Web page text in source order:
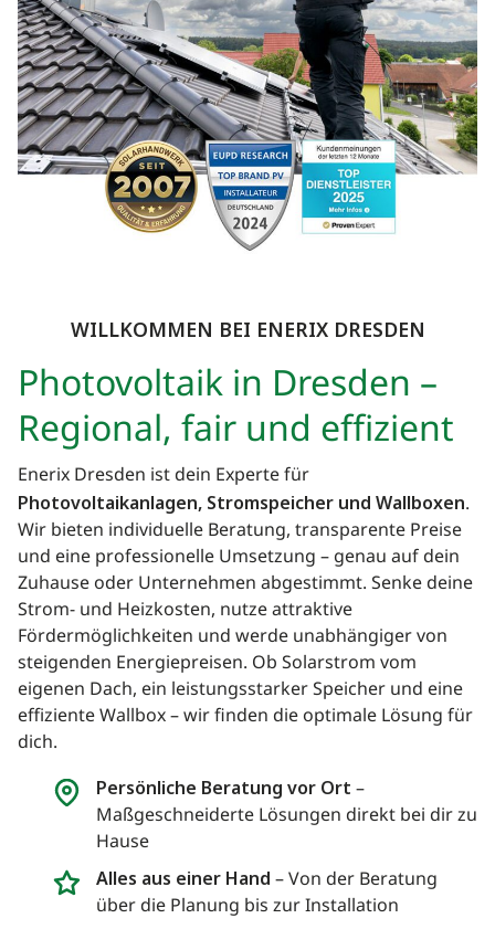
WILLKOMMEN BEI ENERIX DRESDEN
Photovoltaik in Dresden –
Regional, fair und effizient
Enerix Dresden ist dein Experte für
Photovoltaikanlagen, Stromspeicher und Wallboxen.
Wir bieten individuelle Beratung, transparente Preise
und eine professionelle Umsetzung – genau auf dein
Zuhause oder Unternehmen abgestimmt. Senke deine
Strom- und Heizkosten, nutze attraktive
Fördermöglichkeiten und werde unabhängiger von
steigenden Energiepreisen. Ob Solarstrom vom
eigenen Dach, ein leistungsstarker Speicher und eine
effiziente Wallbox – wir finden die optimale Lösung für
dich.
Persönliche Beratung vor Ort –
Maßgeschneiderte Lösungen direkt bei dir zu
Hause
Alles aus einer Hand – Von der Beratung
über die Planung bis zur Installation